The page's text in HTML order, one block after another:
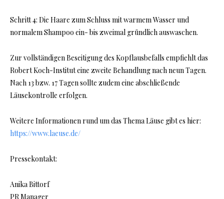
Schritt 4: Die Haare zum Schluss mit warmem Wasser und
normalem Shampoo ein- bis zweimal gründlich auswaschen.
Zur vollständigen Beseitigung des Kopflausbefalls empfiehlt das
Robert Koch-Institut eine zweite Behandlung nach neun Tagen.
Nach 13 bzw. 17 Tagen sollte zudem eine abschließende
Läusekontrolle erfolgen.
Weitere Informationen rund um das Thema Läuse gibt es hier:
https://www.laeuse.de/
Pressekontakt:
Anika Bittorf
PR Manager